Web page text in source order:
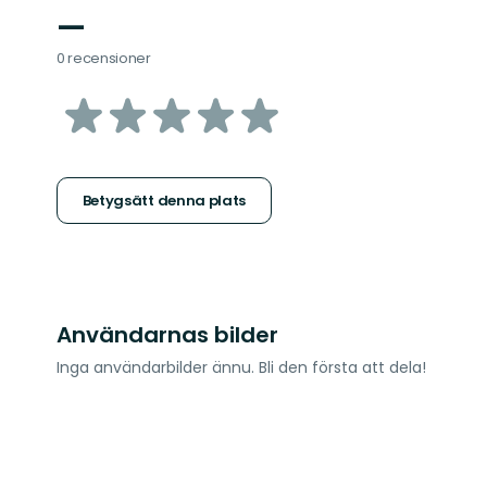
—
0 recensioner
av
stjärnor
Betygsätt denna plats
Användarnas bilder
Inga användarbilder ännu. Bli den första att dela!